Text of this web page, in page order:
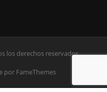
los derechos reservados.
por FameThemes